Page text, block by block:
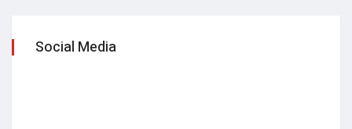
Social Media